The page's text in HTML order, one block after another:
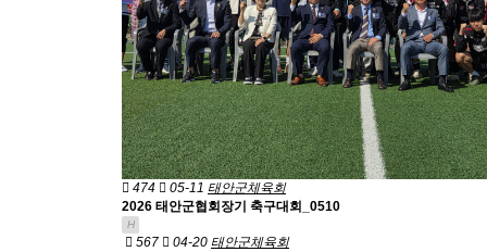
474 05-11 태안군체육회
2026 태안군협회장기 축구대회_0510
H
567 04-20 태안군체육회